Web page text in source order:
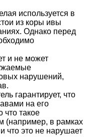
используется в
из коры ивы
Однако перед
и не может
нарушений,
гарантирует, что
на его
что такое
(например, в рамках
что это не нарушает